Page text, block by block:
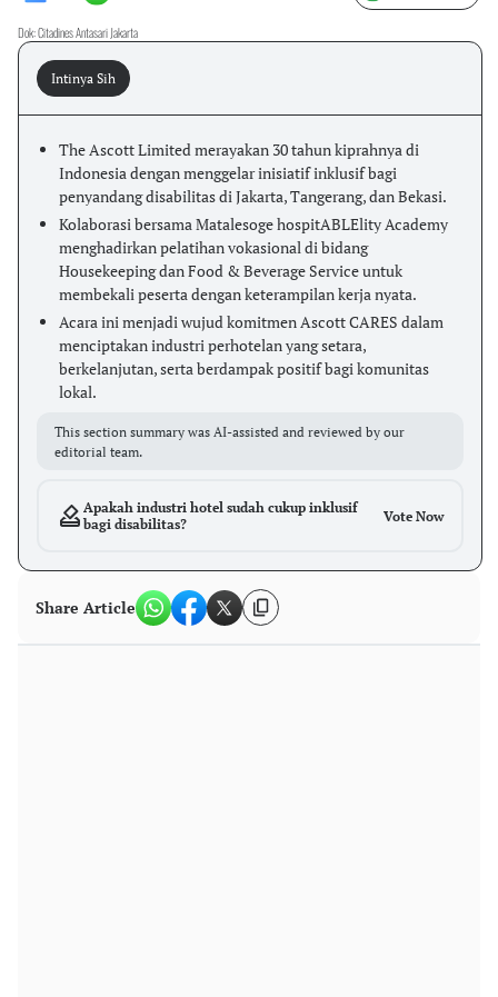
Dok: Citadines Antasari Jakarta
Intinya Sih
The Ascott Limited merayakan 30 tahun kiprahnya di
Indonesia dengan menggelar inisiatif inklusif bagi
penyandang disabilitas di Jakarta, Tangerang, dan Bekasi.
Kolaborasi bersama Matalesoge hospitABLElity Academy
menghadirkan pelatihan vokasional di bidang
Housekeeping dan Food & Beverage Service untuk
membekali peserta dengan keterampilan kerja nyata.
Acara ini menjadi wujud komitmen Ascott CARES dalam
menciptakan industri perhotelan yang setara,
berkelanjutan, serta berdampak positif bagi komunitas
lokal.
This section summary was AI-assisted and reviewed by our
editorial team.
Apakah industri hotel sudah cukup inklusif
bagi disabilitas?
Vote Now
Share Article